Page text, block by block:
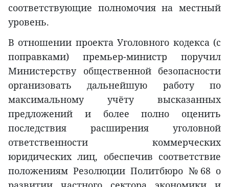
соответствующие полномочия на местный
уровень.
В отношении проекта Уголовного кодекса (с
поправками) премьер-министр поручил
Министерству общественной безопасности
организовать дальнейшую работу по
максимальному учёту высказанных
предложений и более полно оценить
последствия расширения уголовной
ответственности коммерческих
юридических лиц, обеспечив соответствие
положениям Резолюции Политбюро №68 о